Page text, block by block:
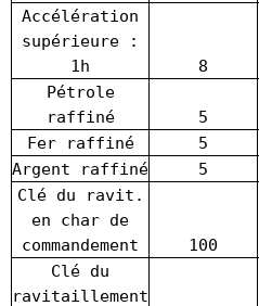
Accélération
supérieure :
1h
8
Pétrole
raffiné
5
Fer raffiné
5
Argent raffiné
5
Clé du ravit.
en char de
commandement
100
Clé du
ravitaillement